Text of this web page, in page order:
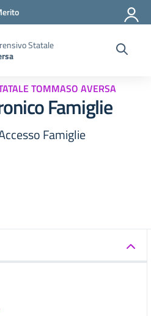
Statale
TOMMASO AVERSA
Famiglie
Famiglie